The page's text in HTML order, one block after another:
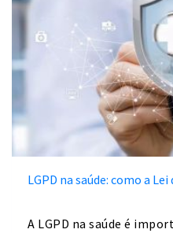
LGPD na saúde: como a
A LGPD na saúde é